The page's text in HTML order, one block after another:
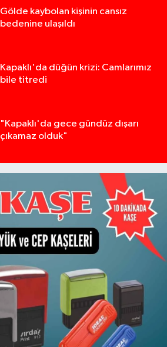
Gölde kaybolan kişinin cansız
bedenine ulaşıldı
Kapaklı'da düğün krizi: Camlarımız
bile titredi
"Kapaklı'da gece gündüz dışarı
çıkamaz olduk"